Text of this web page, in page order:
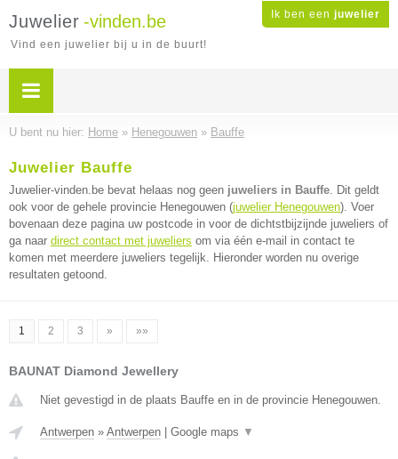
Ik ben een juwelier
Juwelier -vinden.be
Vind een juwelier bij u in de buurt!
U bent nu hier: Home » Henegouwen » Bauffe
Juwelier Bauffe
Juwelier-vinden.be bevat helaas nog geen juweliers in Bauffe. Dit geldt
ook voor de gehele provincie Henegouwen (juwelier Henegouwen). Voer
bovenaan deze pagina uw postcode in voor de dichtstbijzijnde juweliers of
ga naar direct contact met juweliers om via één e-mail in contact te
komen met meerdere juweliers tegelijk. Hieronder worden nu overige
resultaten getoond.
1 2 3 » »»
BAUNAT Diamond Jewellery
Niet gevestigd in de plaats Bauffe en in de provincie Henegouwen.
Antwerpen » Antwerpen Google maps ▼